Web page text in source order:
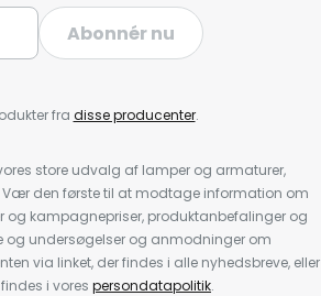
Abonnér nu
fra disse producenter.
store udvalg af lamper og armaturer,
den første til at modtage information om
kampagnepriser, produktanbefalinger og
og undersøgelser og anmodninger om
via linket, der findes i alle nyhedsbreve, eller
i vores persondatapolitik.